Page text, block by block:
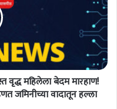
वृद्ध महिलेला बेदम मारहाण!
जमिनीच्या वादातून हल्ला